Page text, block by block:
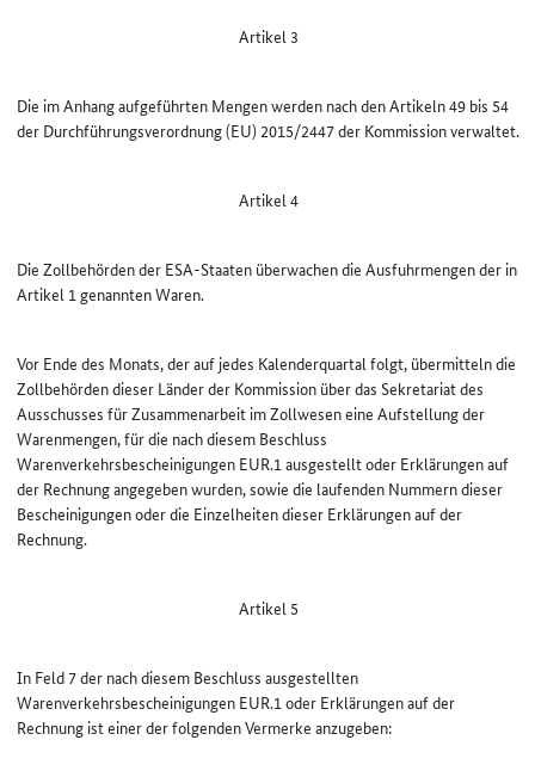
Artikel 3
Die im Anhang aufgeführten Mengen werden nach den Artikeln 49 bis 54
der Durchführungsverordnung (EU) 2015/2447 der Kommission verwaltet.
Artikel 4
Die Zollbehörden der ESA-Staaten überwachen die Ausfuhrmengen der in
Artikel 1 genannten Waren.
Vor Ende des Monats, der auf jedes Kalenderquartal folgt, übermitteln die
Zollbehörden dieser Länder der Kommission über das Sekretariat des
Ausschusses für Zusammenarbeit im Zollwesen eine Aufstellung der
Warenmengen, für die nach diesem Beschluss
Warenverkehrsbescheinigungen EUR.1 ausgestellt oder Erklärungen auf
der Rechnung angegeben wurden, sowie die laufenden Nummern dieser
Bescheinigungen oder die Einzelheiten dieser Erklärungen auf der
Rechnung.
Artikel 5
In Feld 7 der nach diesem Beschluss ausgestellten
Warenverkehrsbescheinigungen EUR.1 oder Erklärungen auf der
Rechnung ist einer der folgenden Vermerke anzugeben: